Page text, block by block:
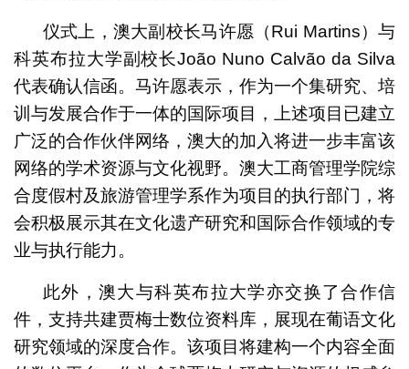
仪式上，澳大副校长马许愿（Rui Martins）与
科英布拉大学副校长João Nuno Calvão da Silva
代表确认信函。马许愿表示，作为一个集研究、培
训与发展合作于一体的国际项目，上述项目已建立
广泛的合作伙伴网络，澳大的加入将进一步丰富该
网络的学术资源与文化视野。澳大工商管理学院综
合度假村及旅游管理学系作为项目的执行部门，将
会积极展示其在文化遗产研究和国际合作领域的专
业与执行能力。
此外，澳大与科英布拉大学亦交换了合作信
件，支持共建贾梅士数位资料库，展现在葡语文化
研究领域的深度合作。该项目将建构一个内容全面